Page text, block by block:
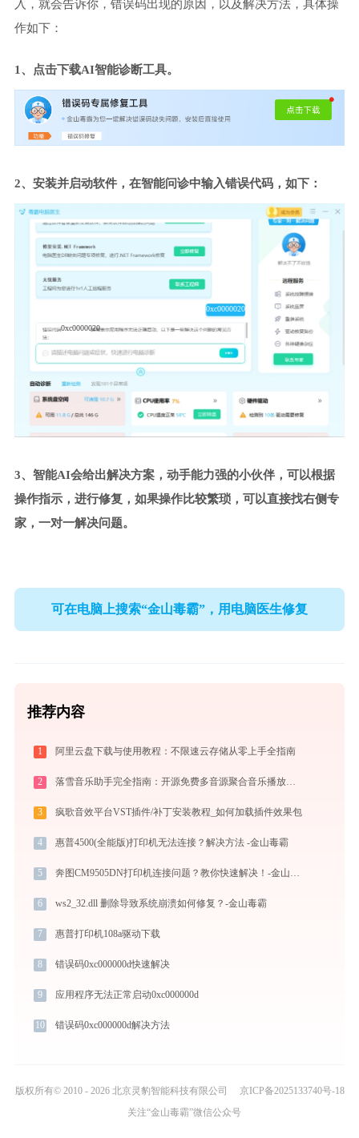
入，就会告诉你，错误码出现的原因，以及解决方法，具体操
作如下：
1、点击下载AI智能诊断工具。
2、安装并启动软件，在智能问诊中输入错误代码，如下：
0xc0000020
0xc0000020
3、智能AI会给出解决方案，动手能力强的小伙伴，可以根据
操作指示，进行修复，如果操作比较繁琐，可以直接找右侧专
家，一对一解决问题。
可在电脑上搜索“金山毒霸”，用电脑医生修复
推荐内容
1 阿里云盘下载与使用教程：不限速云存储从零上手全指南
2 落雪音乐助手完全指南：开源免费多音源聚合音乐播放器的安装、配置与使用技巧（2026最新）
3 疯歌音效平台VST插件/补丁安装教程_如何加载插件效果包
4 惠普4500(全能版)打印机无法连接？解决方法 -金山毒霸
5 奔图CM9505DN打印机连接问题？教你快速解决！-金山毒霸
6 ws2_32.dll 删除导致系统崩溃如何修复？-金山毒霸
7 惠普打印机108a驱动下载
8 错误码0xc000000d快速解决
9 应用程序无法正常启动0xc000000d
10 错误码0xc000000d解决方法
版权所有© 2010 - 2026 北京灵豹智能科技有限公司
京ICP备2025133740号-18
关注“金山毒霸”微信公众号